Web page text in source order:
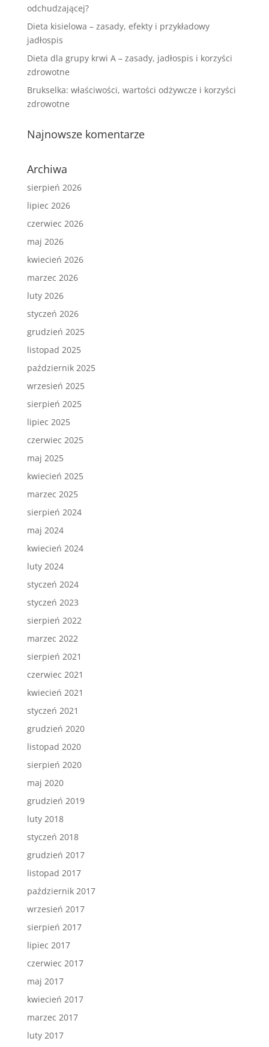
odchudzającej?
Dieta kisielowa – zasady, efekty i przykładowy
jadłospis
Dieta dla grupy krwi A – zasady, jadłospis i korzyści
zdrowotne
Brukselka: właściwości, wartości odżywcze i korzyści
zdrowotne
Najnowsze komentarze
Archiwa
sierpień 2026
lipiec 2026
czerwiec 2026
maj 2026
kwiecień 2026
marzec 2026
luty 2026
styczeń 2026
grudzień 2025
listopad 2025
październik 2025
wrzesień 2025
sierpień 2025
lipiec 2025
czerwiec 2025
maj 2025
kwiecień 2025
marzec 2025
sierpień 2024
maj 2024
kwiecień 2024
luty 2024
styczeń 2024
styczeń 2023
sierpień 2022
marzec 2022
sierpień 2021
czerwiec 2021
kwiecień 2021
styczeń 2021
grudzień 2020
listopad 2020
sierpień 2020
maj 2020
grudzień 2019
luty 2018
styczeń 2018
grudzień 2017
listopad 2017
październik 2017
wrzesień 2017
sierpień 2017
lipiec 2017
czerwiec 2017
maj 2017
kwiecień 2017
marzec 2017
luty 2017